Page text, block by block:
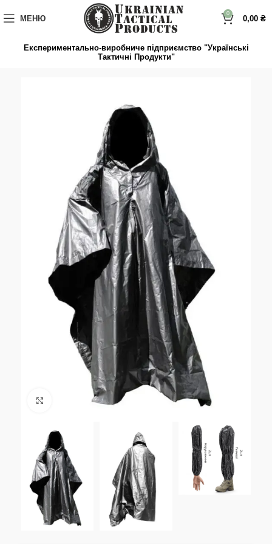
вмістуМЕНЮ
0
0,00 ₴
Експериментально-виробниче підприємство "Українські
Тактичні Продукти"
Натисніть, щоб збільшити